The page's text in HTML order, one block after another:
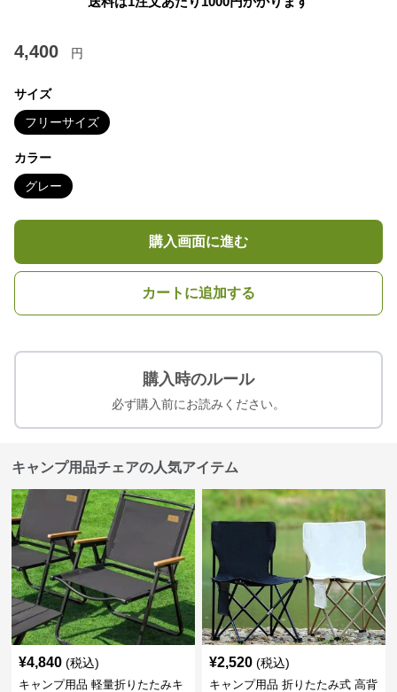
4,400 円
サイズ
フリーサイズ
カラー
グレー
購入画面に進む
カートに追加する
購入時のルール
必ず購入前にお読みください。
キャンプ用品チェアの人気アイテム
¥4,840 (税込)
キャンプ用品 軽量折りたたみキ
¥2,520 (税込)
キャンプ用品 折りたたみ式 高背